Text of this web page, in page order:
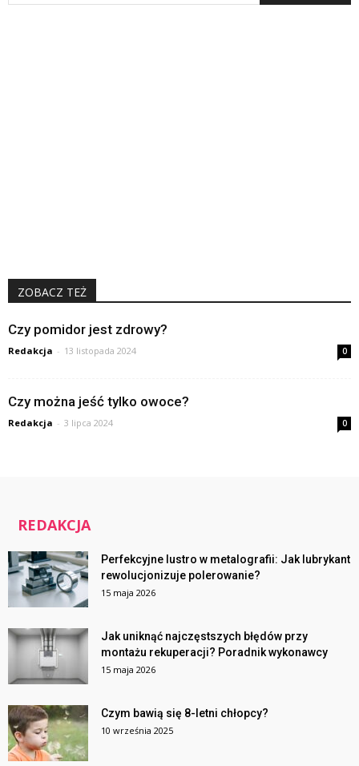
ZOBACZ TEŻ
Czy pomidor jest zdrowy?
Redakcja - 13 listopada 2024 0
Czy można jeść tylko owoce?
Redakcja - 3 lipca 2024 0
REDAKCJA
Perfekcyjne lustro w metalografii: Jak lubrykant
rewolucjonizuje polerowanie?
15 maja 2026
Jak uniknąć najczęstszych błędów przy
montażu rekuperacji? Poradnik wykonawcy
15 maja 2026
Czym bawią się 8-letni chłopcy?
10 września 2025